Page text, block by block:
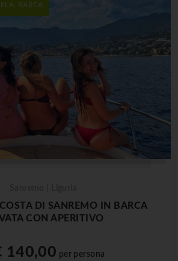
BARCA
COSTA DI SANREMO IN BARCA
CON APERITIVO
140,00 per persona